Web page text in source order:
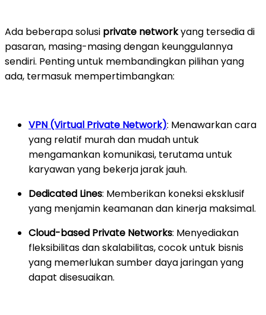
Ada beberapa solusi private networkyang tersedia di
pasaran, masing-masing dengan keunggulannya
sendiri. Penting untuk membandingkan pilihan yang
ada, termasuk mempertimbangkan:
VPN (Virtual Private Network): Menawarkan cara
yang relatif murah dan mudah untuk
mengamankan komunikasi, terutama untuk
karyawan yang bekerja jarak jauh.
Dedicated Lines: Memberikan koneksi eksklusif
yang menjamin keamanan dan kinerja maksimal.
Cloud-based Private Networks: Menyediakan
fleksibilitas dan skalabilitas, cocok untuk bisnis
yang memerlukan sumber daya jaringan yang
dapat disesuaikan.